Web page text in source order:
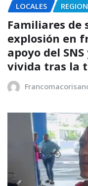
LOCALES
Familiares de
explosión en
apoyo del
vivida tras la